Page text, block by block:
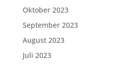
Oktober 2023
September 2023
August 2023
Juli 2023